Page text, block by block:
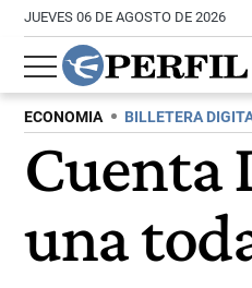
JUEVES 06 DE AGOSTO DE 2026
ECONOMIA BILLETERA
Cuenta
una